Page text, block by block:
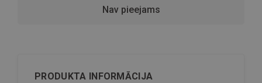
Nav pieejams
PRODUKTA INFORMĀCIJA